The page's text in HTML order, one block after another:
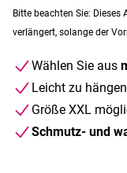
Bitte beachten Sie:
verlängert, solange der
Wählen Sie aus
Leicht zu hängen
Größe XXL
Schmutz- und